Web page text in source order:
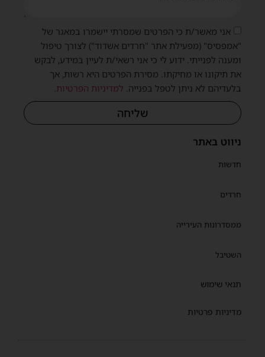
ניווט באתר
חדשות
חרדים
ממסדרונות העירייה
השטיבל
תנאי שימוש
מדיניות פרטיות
אני מאשר/ת כי הפרטים שמסרתי יישמרו במאגר של
"אמפסיס" (מפעילת אתר "חרדים אשדוד") לצורך טיפול
ומענה לפנייתי. ידוע לי כי אני רשאי/ת לעיין במידע, לבקש
את תיקונו או מחיקתו. מסירת הפרטים היא רשות, אך
בלעדיהם לא ניתן לטפל בפנייה. למדיניות הפרטיות.
שליחה